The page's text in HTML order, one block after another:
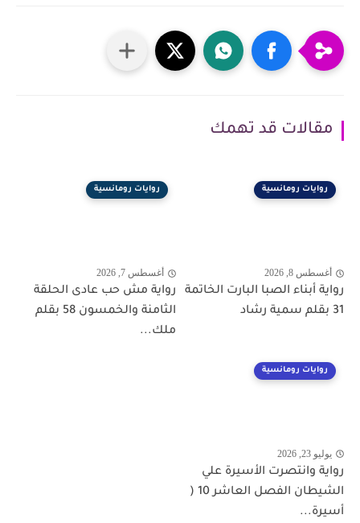
مقالات قد تهمك
روايات رومانسية
أغسطس 8, 2026
رواية أبناء الصبا البارت الخاتمة
31 بقلم سمية رشاد
روايات رومانسية
أغسطس 7, 2026
رواية مش حب عادى الحلقة
الثامنة والخمسون 58 بقلم
ملك...
روايات رومانسية
يوليو 23, 2026
رواية وانتصرت الأسيرة علي
الشيطان الفصل العاشر 10 (
أسيرة...